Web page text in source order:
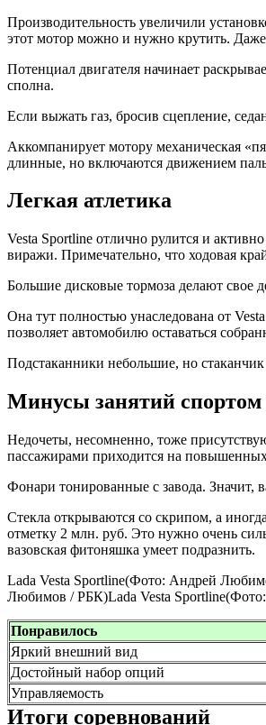
Производительность увеличили
этот мотор можно и нужно крутить. Даже
Потенциал двигателя начинает
сполна.
Если выжать газ, бросив сцепление,
Аккомпанирует мотору механическая
длинные, но включаются движением
Легкая атлетика
Vesta Sportline отлично рулится и
виражи. Примечательно, что ходовая
Большие дисковые тормоза делают свое
Она тут полностью унаследована от
позволяет автомобилю оставаться
Подстаканники небольшие, но
Минусы занятий спортом
Недочеты, несомненно, тоже
пассажирами приходится на
Фонари тонированные с завода. Значит,
Стекла открываются со скрипом, а
отметку 2 млн. руб. Это нужно очень
вазовская фитоняшка умеет подразнить.
Lada Vesta Sportline(Фото: Андрей
Любимов / РБК)Lada Vesta
Понравилось
Яркий внешний вид
Достойный набор опций
Управляемость
Итоги соревнований